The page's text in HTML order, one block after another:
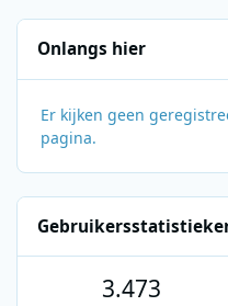
Onlangs hier
Er kijken geen
pagina.
3.473